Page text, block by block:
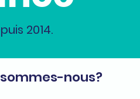
2014.
nous?